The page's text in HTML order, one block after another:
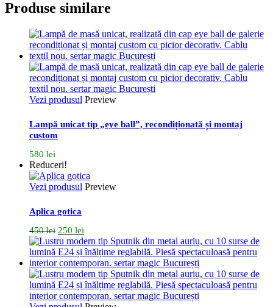
Produse similare
Vezi produsul Preview
Lampă unicat tip „eye ball”, recondiționată și montaj
custom
580 lei
Reduceri!
Vezi produsul Preview
Aplica gotica
450lei Prețul
inițial
a
fost:
450 lei.
250 lei
curent
este:
250 lei.